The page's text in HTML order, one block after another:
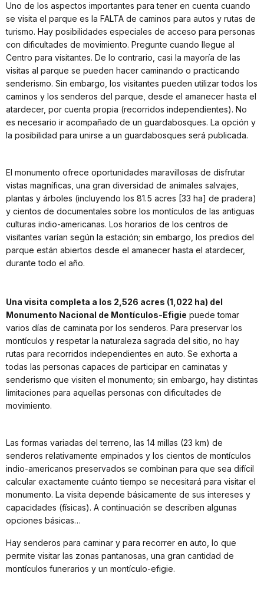
Uno de los aspectos importantes para tener en cuenta cuando
se visita el parque es la FALTA de caminos para autos y rutas de
turismo. Hay posibilidades especiales de acceso para personas
con dificultades de movimiento. Pregunte cuando llegue al
Centro para visitantes. De lo contrario, casi la mayoría de las
visitas al parque se pueden hacer caminando o practicando
senderismo. Sin embargo, los visitantes pueden utilizar todos los
caminos y los senderos del parque, desde el amanecer hasta el
atardecer, por cuenta propia (recorridos independientes). No
es necesario ir acompañado de un guardabosques. La opción y
la posibilidad para unirse a un guardabosques será publicada.
El monumento ofrece oportunidades maravillosas de disfrutar
vistas magníficas, una gran diversidad de animales salvajes,
plantas y árboles (incluyendo los 81.5 acres [33 ha] de pradera)
y cientos de documentales sobre los montículos de las antiguas
culturas indio-americanas. Los horarios de los centros de
visitantes varían según la estación; sin embargo, los predios del
parque están abiertos desde el amanecer hasta el atardecer,
durante todo el año.
Una visita completa a los 2,526 acres (1,022 ha) del
Monumento Nacional de Montículos-Efigie puede tomar
varios días de caminata por los senderos. Para preservar los
montículos y respetar la naturaleza sagrada del sitio, no hay
rutas para recorridos independientes en auto. Se exhorta a
todas las personas capaces de participar en caminatas y
senderismo que visiten el monumento; sin embargo, hay distintas
limitaciones para aquellas personas con dificultades de
movimiento.
Las formas variadas del terreno, las 14 millas (23 km) de
senderos relativamente empinados y los cientos de montículos
indio-americanos preservados se combinan para que sea difícil
calcular exactamente cuánto tiempo se necesitará para visitar el
monumento. La visita depende básicamente de sus intereses y
capacidades (físicas). A continuación se describen algunas
opciones básicas…
Hay senderos para caminar y para recorrer en auto, lo que
permite visitar las zonas pantanosas, una gran cantidad de
montículos funerarios y un montículo-efigie.